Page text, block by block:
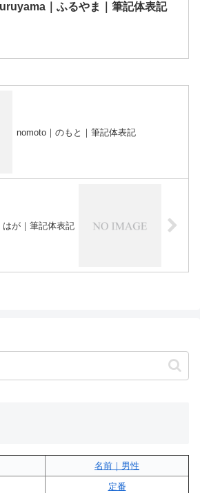
｜ふるやま｜筆記体表記
nomoto｜のもと｜筆記体表記
はが｜筆記体表記
名前｜男性
定番